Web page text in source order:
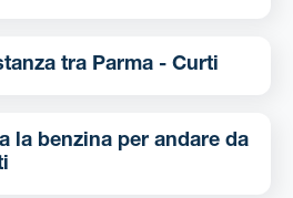
Qual è la distanza tra Parma - Curti
la benzina per andare da